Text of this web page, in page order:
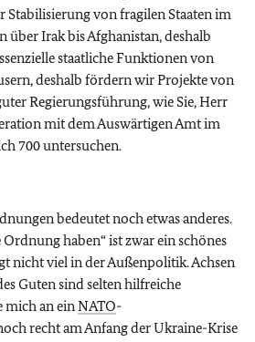
Stabilisierung von fragilen Staaten im
über Irak bis Afghanistan, deshalb
staatliche Funktionen von
deshalb fördern wir Projekte von
Regierungsführung, wie Sie, Herr
mit dem Auswärtigen Amt im
700 untersuchen.
bedeutet noch etwas anderes.
Ordnung haben“ ist zwar ein schönes
nicht viel in der Außenpolitik. Achsen
Guten sind selten hilfreiche
mich an einNATO-
recht am Anfang der Ukraine-Krise